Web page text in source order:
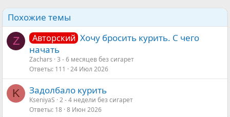
Похожие темы
Z Авторский Хочу бросить курить. С чего
начать
Zachars 3 - 6 месяцев без сигарет
Ответы 111 24 Июл 2026
K Задолбало курить
KseniyaS 2 - 4 недели без сигарет
Ответы 18 8 Июн 2026